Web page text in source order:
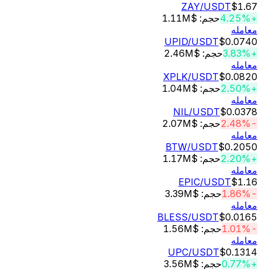
ZAY/USDT
حجم: $1.11M
UPID/USDT
حجم: $2.46M
XPLK/USDT
حجم: $1.04M
NIL/USDT
حجم: $2.07M
BTW/USDT
حجم: $1.17M
EPIC/USDT
حجم: $3.39M
BLESS/USDT
حجم: $1.56M
UPC/USDT
حجم: $3.56M